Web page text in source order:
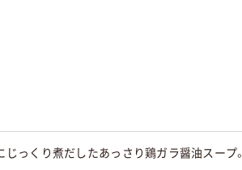
っくり煮だしたあっさり鶏ガラ醤油スープ。